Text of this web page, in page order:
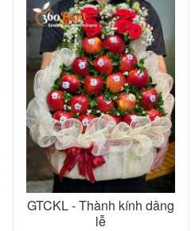
GTCKL - Thành kính dâng
lễ